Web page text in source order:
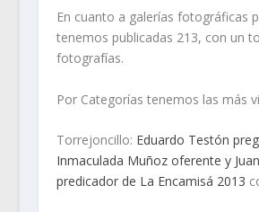
En cuanto a galerías fotográficas
tenemos publicadas 213, con un
fotografías.
Por Categorías tenemos las más
Torrejoncillo: Eduardo Testón
Inmaculada Muñoz oferente y
predicador de La Encamisá 2013